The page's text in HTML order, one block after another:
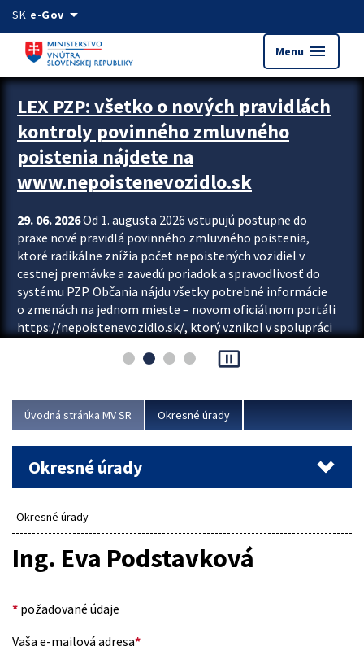
Preskocit na hlavný obsah
SK e-Govarrow_drop_down
Menu menu
Zastavit automatický posun upútavok
LEX PZP: všetko o nových pravidlách
kontroly povinného zmluvného
poistenia nájdete na
www.nepoistenevozidlo.sk
29. 06. 2026Od 1. augusta 2026 vstupujú postupne do
praxe nové pravidlá povinného zmluvného poistenia,
ktoré radikálne znížia počet nepoistených vozidiel v
cestnej premávke a zavedú poriadok a spravodlivosť do
systému PZP. Občania nájdu všetky potrebné informácie
o zmenách na jednom mieste – novom oficiálnom portáli
https://nepoistenevozidlo.sk/, ktorý vznikol v spolupráci
asociácie poisťovní (SLASPO) a Ministerstva vnútra SR.
Viac
pause_presentation
Úvodná stránka MV SR Okresné úrady
Okresné úrady
Okresné úrady
Ing. Eva Podstavková
* požadované údaje
Vaša e-mailová adresa*